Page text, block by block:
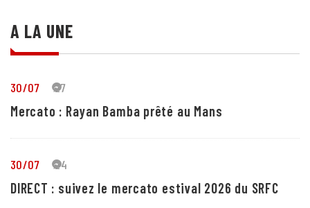
A LA UNE
30/07 27
Mercato : Rayan Bamba prêté au Mans
30/07 24
DIRECT : suivez le mercato estival 2026 du SRFC